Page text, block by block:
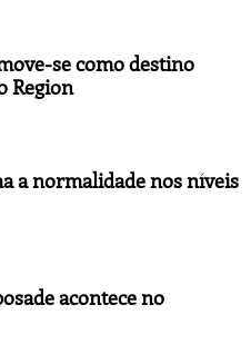
se como destino
Region
a normalidade nos níveis
acontece no